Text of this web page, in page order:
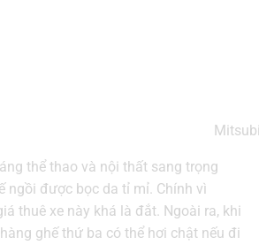
thể thao và nội thất sang trọng
ngồi được bọc da tỉ mỉ. Chính vì
thuê xe này khá là đắt. Ngoài ra, khi
ghế thứ ba có thể hơi chật nếu đi